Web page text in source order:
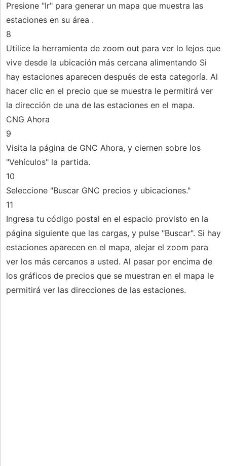
Presione "Ir" para generar un mapa que muestra las
estaciones en su área .
8
Utilice la herramienta de zoom out para ver lo lejos que
vive desde la ubicación más cercana alimentando Si
hay estaciones aparecen después de esta categoría. Al
hacer clic en el precio que se muestra le permitirá ver
la dirección de una de las estaciones en el mapa.
CNG Ahora
9
Visita la página de GNC Ahora, y ciernen sobre los
"Vehículos" la partida.
10
Seleccione "Buscar GNC precios y ubicaciones."
11
Ingresa tu código postal en el espacio provisto en la
página siguiente que las cargas, y pulse "Buscar". Si hay
estaciones aparecen en el mapa, alejar el zoom para
ver los más cercanos a usted. Al pasar por encima de
los gráficos de precios que se muestran en el mapa le
permitirá ver las direcciones de las estaciones.